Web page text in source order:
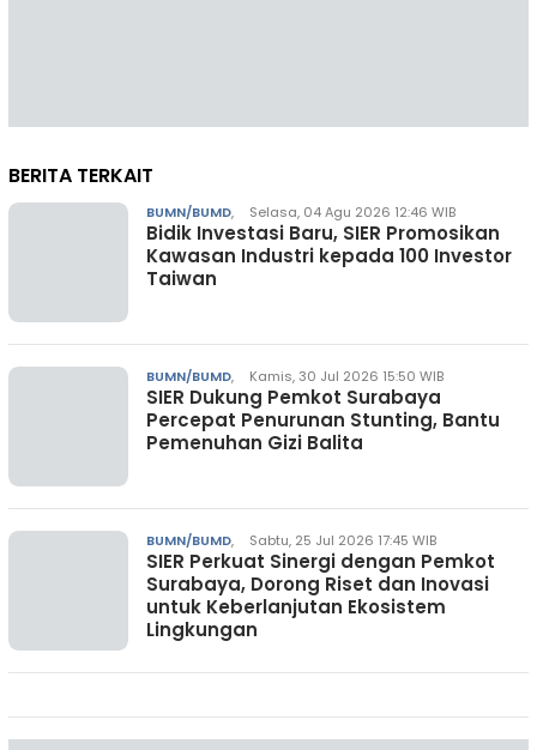
BERITA TERKAIT
BUMN/BUMD, Selasa, 04 Agu 2026 12:46 WIB
Bidik Investasi Baru, SIER Promosikan
Kawasan Industri kepada 100 Investor
Taiwan
BUMN/BUMD, Kamis, 30 Jul 2026 15:50 WIB
SIER Dukung Pemkot Surabaya
Percepat Penurunan Stunting, Bantu
Pemenuhan Gizi Balita
BUMN/BUMD, Sabtu, 25 Jul 2026 17:45 WIB
SIER Perkuat Sinergi dengan Pemkot
Surabaya, Dorong Riset dan Inovasi
untuk Keberlanjutan Ekosistem
Lingkungan